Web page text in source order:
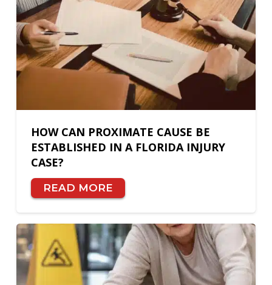
HOW CAN PROXIMATE CAUSE BE
ESTABLISHED IN A FLORIDA INJURY
CASE?
READ MORE